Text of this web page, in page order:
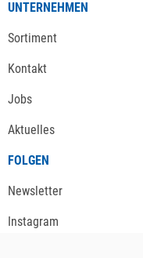
UNTERNEHMEN
Sortiment
Kontakt
Jobs
Aktuelles
FOLGEN
Newsletter
Instagram